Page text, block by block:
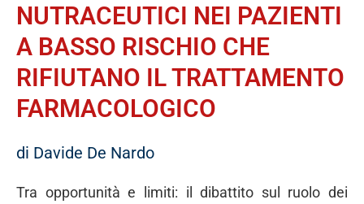
NUTRACEUTICI NEI PAZIENTI
A BASSO RISCHIO CHE
RIFIUTANO IL TRATTAMENTO
FARMACOLOGICO
di Davide De Nardo
Tra opportunità e limiti: il dibattito sul ruolo dei